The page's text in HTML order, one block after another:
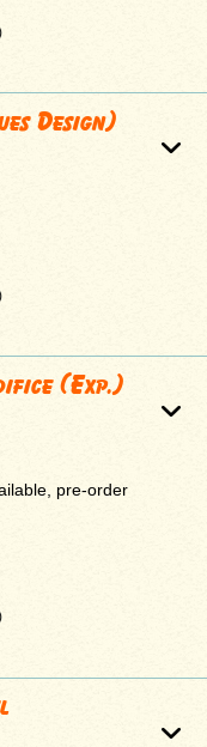
Design)
(Exp.)
pre-order